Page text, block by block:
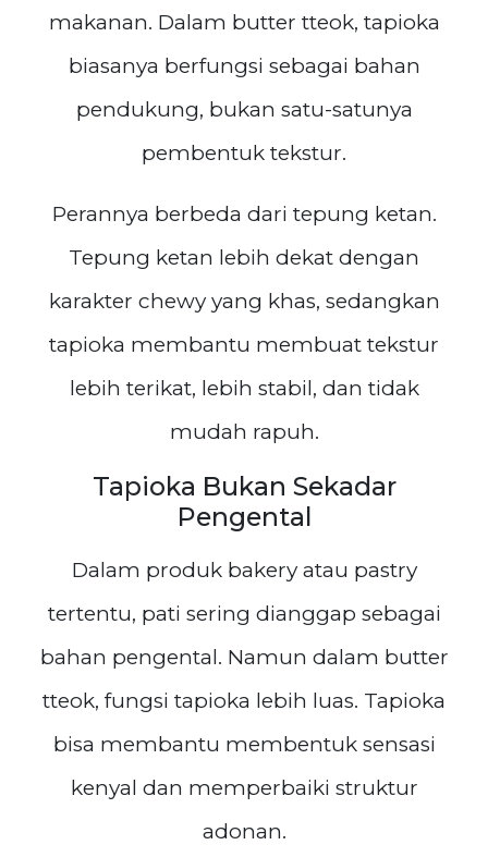
makanan. Dalam butter tteok, tapioka
biasanya berfungsi sebagai bahan
pendukung, bukan satu-satunya
pembentuk tekstur.
Perannya berbeda dari tepung ketan.
Tepung ketan lebih dekat dengan
karakter chewy yang khas, sedangkan
tapioka membantu membuat tekstur
lebih terikat, lebih stabil, dan tidak
mudah rapuh.
Tapioka Bukan Sekadar
Pengental
Dalam produk bakery atau pastry
tertentu, pati sering dianggap sebagai
bahan pengental. Namun dalam butter
tteok, fungsi tapioka lebih luas. Tapioka
bisa membantu membentuk sensasi
kenyal dan memperbaiki struktur
adonan.